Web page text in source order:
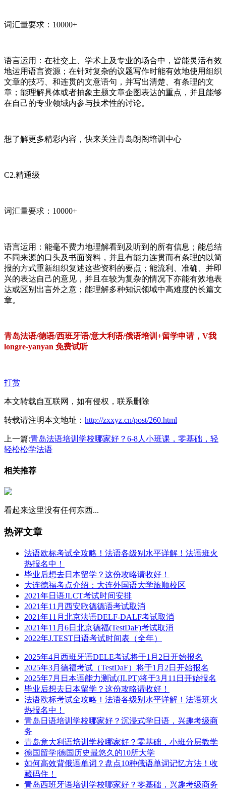
词汇量要求：10000+
语言运用：在社交上、学术上及专业的场合中，皆能灵活有效
地运用语言资源；在针对复杂的议题写作时能有效地使用组织
文章的技巧、和连贯的文意语句，并写出清楚、有条理的文
章；能理解具体或者抽象主题文章企图表达的重点，并且能够
在自己的专业领域内参与技术性的讨论。
想了解更多精彩内容，快来关注青岛朗阁培训中心
C2.精通级
词汇量要求：10000+
语言运用：能毫不费力地理解看到及听到的所有信息；能总结
不同来源的口头及书面资料，并且有能力连贯而有条理的以简
报的方式重新组织复述这些资料的要点；能流利、准确、并即
兴的表达自己的意见，并且在较为复杂的情况下亦能有效地表
达或区别出言外之意；能理解多种知识领域中高难度的长篇文
章。
青岛法语/德语/西班牙语/意大利语/俄语培训+留学申请，V我
longre-yanyan 免费试听
打赏
本文转载自互联网，如有侵权，联系删除
转载请注明本文地址： http://zxxyz.cn/post/260.html
上一篇:青岛法语培训学校哪家好？6-8人小班课，零基础，轻
轻松松学法语
相关推荐
看起来这里没有任何东西...
热评文章
法语欧标考试全攻略！法语各级别水平详解！法语班火
热报名中！
毕业后想去日本留学？这份攻略请收好！
大连德福考点介绍：大连外国语大学旅顺校区
2021年日语JLCT考试时间安排
2021年11月西安歌德德语考试取消
2021年11月北京法语DELF-DALF考试取消
2021年11月6日北京德福(TestDaF)考试取消
2022年J.TEST日语考试时间表（全年）
2025年4月西班牙语DELE考试将于1月2日开始报名
2025年3月德福考试（TestDaF）将于1月2日开始报名
2025年7月日本语能力测试(JLPT)将于3月11日开始报名
毕业后想去日本留学？这份攻略请收好！
法语欧标考试全攻略！法语各级别水平详解！法语班火
热报名中！
青岛日语培训学校哪家好？沉浸式学日语，兴趣考级商
务
青岛意大利语培训学校哪家好？零基础，小班分层教学
德国留学|德国历史最悠久的10所大学
如何高效背俄语单词？盘点10种俄语单词记忆方法！收
藏码住！
青岛西班牙语培训学校哪家好？零基础，兴趣考级商务